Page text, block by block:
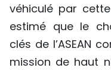
véhiculé par
estimé que le
clés de l’ASEAN
mission de haut